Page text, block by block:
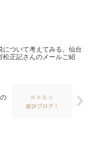
について考えてみる。仙台
松正記さんのメールご紹